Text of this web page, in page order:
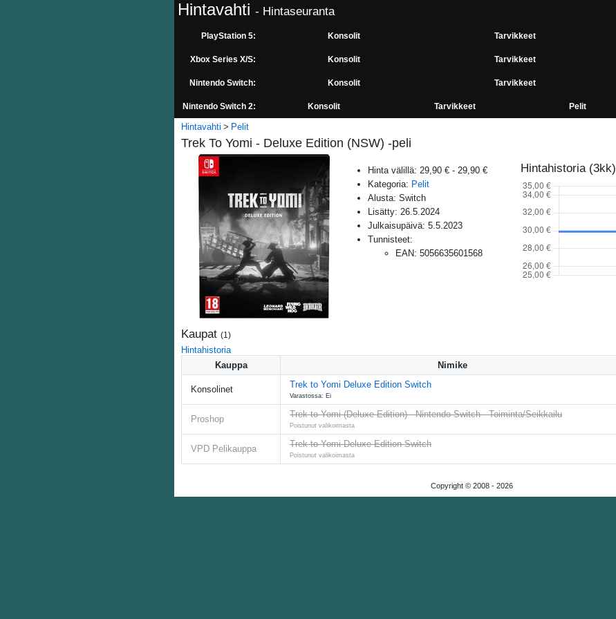
Hintavahti - Hintaseuranta
PlayStation 5: Konsolit Tarvikkeet
Xbox Series X/S: Konsolit Tarvikkeet
Nintendo Switch: Konsolit Tarvikkeet
Nintendo Switch 2: Konsolit Tarvikkeet Pelit
Hintavahti Pelit
Trek To Yomi - Deluxe Edition (NSW) -peli
Hinta välillä: 29,90 € - 29,90 €
Kategoria: Pelit
Alusta: Switch
Lisätty: 26.5.2024
Julkaisupäivä: 5.5.2023
Tunnisteet:
EAN: 5056635601568
Hintahistoria (3kk)
Kaupat (1 )
Hintahistoria
Kauppa
Nimike
Konsolinet Trek to Yomi Deluxe Edition Switch
Varastossa: Ei
Proshop Trek to Yomi (Deluxe Edition) - Nintendo Switch - Toiminta/Seikkailu
Poistunut valikoimasta
VPD Pelikauppa Trek to Yomi Deluxe Edition Switch
Poistunut valikoimasta
Copyright © 2008 - 2026